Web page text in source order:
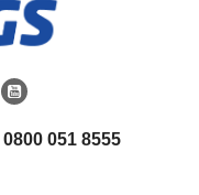
0800 051 8555